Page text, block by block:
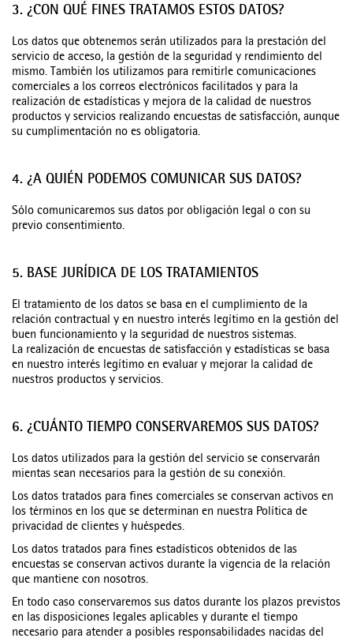
3. ¿CON QUÉ FINES TRATAMOS ESTOS DATOS?
Los datos que obtenemos serán utilizados para la prestación del
servicio de acceso, la gestión de la seguridad y rendimiento del
mismo. También los utilizamos para remitirle comunicaciones
comerciales a los correos electrónicos facilitados y para la
realización de estadísticas y mejora de la calidad de nuestros
productos y servicios realizando encuestas de satisfacción, aunque
su cumplimentación no es obligatoria.
4. ¿A QUIÉN PODEMOS COMUNICAR SUS DATOS?
Sólo comunicaremos sus datos por obligación legal o con su
previo consentimiento.
5. BASE JURÍDICA DE LOS TRATAMIENTOS
El tratamiento de los datos se basa en el cumplimiento de la
relación contractual y en nuestro interés legítimo en la gestión del
buen funcionamiento y la seguridad de nuestros sistemas.
La realización de encuestas de satisfacción y estadísticas se basa
en nuestro interés legítimo en evaluar y mejorar la calidad de
nuestros productos y servicios.
6. ¿CUÁNTO TIEMPO CONSERVAREMOS SUS DATOS?
Los datos utilizados para la gestión del servicio se conservarán
mientas sean necesarios para la gestión de su conexión.
Los datos tratados para fines comerciales se conservan activos en
los términos en los que se determinan en nuestra Política de
privacidad de clientes y huéspedes.
Los datos tratados para fines estadísticos obtenidos de las
encuestas se conservan activos durante la vigencia de la relación
que mantiene con nosotros.
En todo caso conservaremos sus datos durante los plazos previstos
en las disposiciones legales aplicables y durante el tiempo
necesario para atender a posibles responsabilidades nacidas del